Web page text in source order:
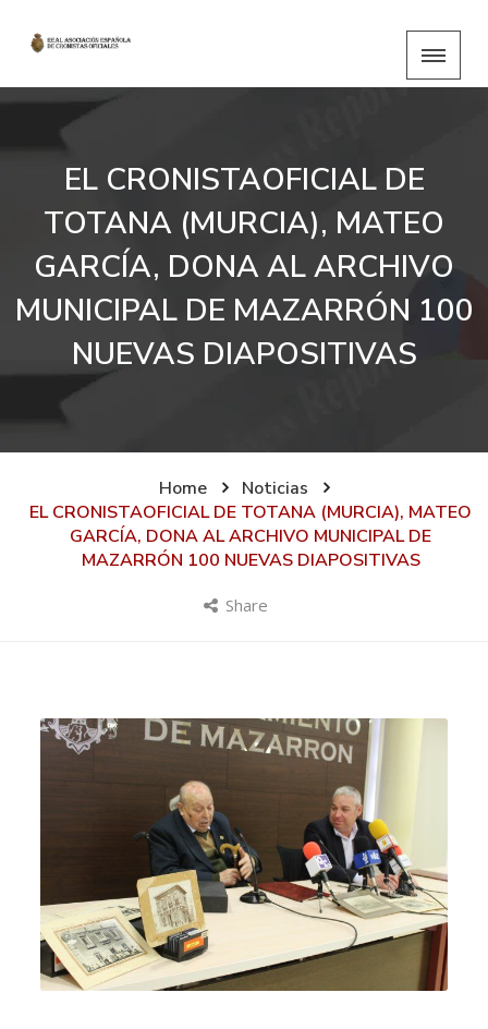
EL CRONISTAOFICIAL DE
TOTANA (MURCIA), MATEO
GARCÍA, DONA AL ARCHIVO
MUNICIPAL DE MAZARRÓN 100
NUEVAS DIAPOSITIVAS
Home
Noticias
EL CRONISTAOFICIAL DE TOTANA (MURCIA), MATEO
GARCÍA, DONA AL ARCHIVO MUNICIPAL DE
MAZARRÓN 100 NUEVAS DIAPOSITIVAS
Share